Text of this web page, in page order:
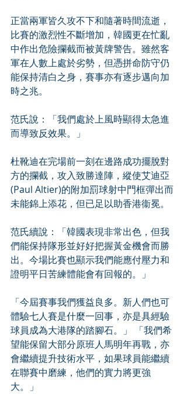
正當兩軍皆久攻不下和隨著時間流逝，
比賽的激烈性不斷增加，韓國更在忙亂
中作出危險攔截而被黃牌警告。雖然客
軍在人數上處於劣勢，但憑拼命防守仍
能保持清白之身，賽事亦有逐步邁向加
時之兆。
范氏說：「我們處於上風時顯得太急進
而導致反效果。」
杜靴迪在完場前一刻在邊路成功擺脫對
方的攔截，攻入致勝達陣，縱使艾迪亞
(Paul Altier)的附加罰球射中門框彈出而
未能錦上添花，但已足以助香港衞冕。
范氏續說：「韓國表現非常出色，但我
們能保持隊形並好好把握黃金機會而勝
出。今場比賽也顯示我們能應付壓力和
證明平日苦練體能會有回報的。」
「今屆賽事我們獲益良多。新人們也可
體驗七人賽是什麼一回事，亦是具經驗
球員成為大港隊的踏腳石。」 「我們希
望能保留大部分原班人馬明年再戰，亦
會繼續提升技術水平，如果球員能繼續
在聯賽中磨練，他們的實力將更強
大。」